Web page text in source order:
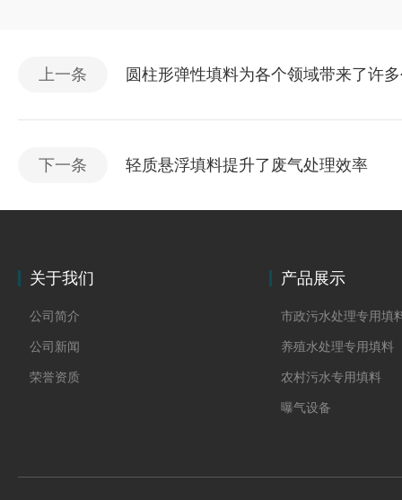
上一条 圆柱形弹性填料为各个领域带来了许
下一条 轻质悬浮填料提升了废气处理效率
关于我们
公司简介
公司新闻
荣誉资质
产品展示
市政污水处理专用填
养殖水处理专用填料
农村污水专用填料
曝气设备